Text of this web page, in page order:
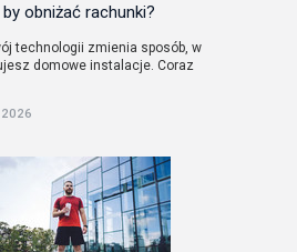
obniżać rachunki?
technologii zmienia sposób, w
domowe instalacje. Coraz